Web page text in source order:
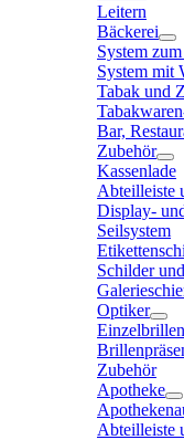
Leitern
Bäckerei
System
System mit
Tabak und
Bar,
Zubehör
Kassenlade
Abteilleiste
Display-
Seilsystem
Schilder
Optiker
Zubehör
Apotheke
Abteilleiste